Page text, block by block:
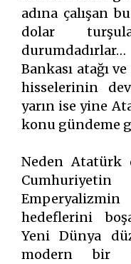
adına çalışan
dolar
Bankası atağı
hisselerinin
yarın ise yine
konu gündeme
Neden Atatürk
hedeflerini
Yeni Dünya
modern bir